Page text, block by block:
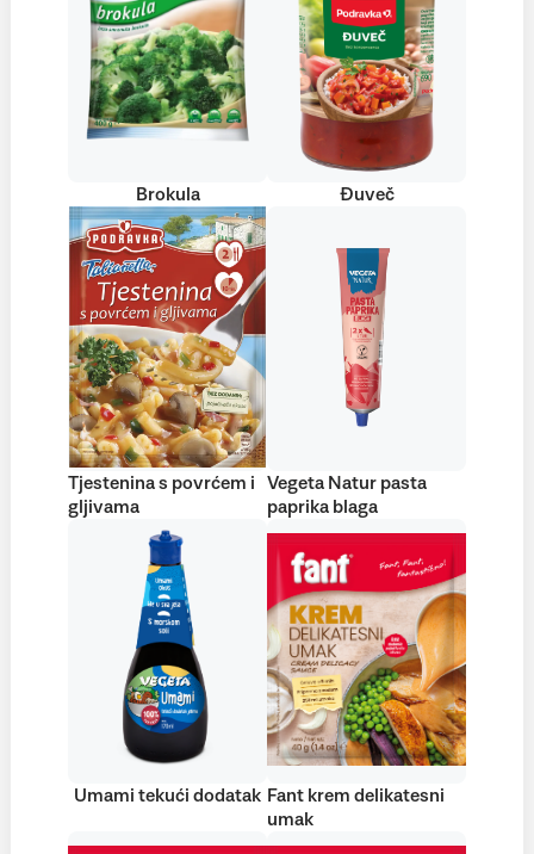
Brokula Đuveč
Tjestenina s povrćem i
gljivama
Vegeta Natur pasta
paprika blaga
Umami tekući dodatak Fant krem delikatesni
umak